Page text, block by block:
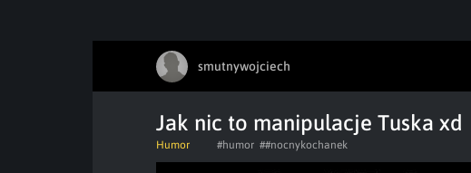
smutnywojciech
Jak nic to manipulacje Tuska xd
Humor #humor ##nocnykochanek